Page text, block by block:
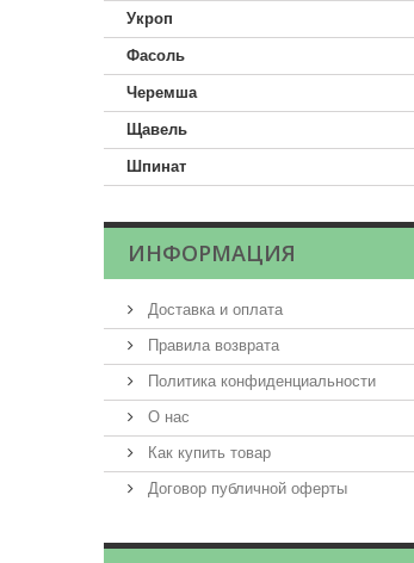
Укроп
Фасоль
Черемша
Щавель
Шпинат
ИНФОРМАЦИЯ
Доставка и оплата
Правила возврата
Политика конфиденциальности
О нас
Как купить товар
Договор публичной оферты